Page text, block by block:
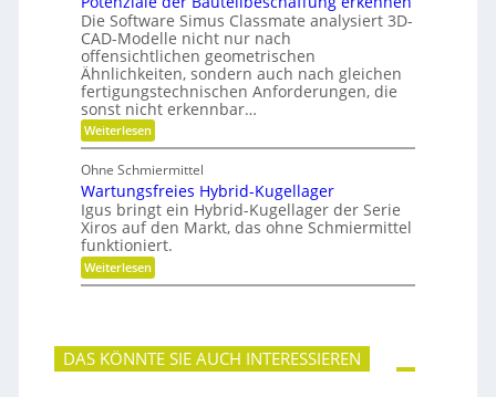
g
e
g
r
ü
n
d
e
t
t
e
n
g
e
t
r
i
e
b
e
-
F
a
m
i
l
i
e
e
h
r
F
l
e
x
i
b
l
i
t
ä
t
Die Software Simus Classmate analysiert 3D-
CAD-Modelle nicht nur nach
offensichtlichen geometrischen
Ähnlichkeiten, sondern auch nach gleichen
fertigungstechnischen Anforderungen, die
sonst nicht erkennbar…
Weiterlesen:
P
t
e
n
z
i
a
l
e
B
a
u
Ohne Schmiermittel
Wartungsfreies Hybrid-Kugellager
Igus bringt ein Hybrid-Kugellager der Serie
Xiros auf den Markt, das ohne Schmiermittel
funktioniert.
Weiterlesen:
W
u
n
g
DAS KÖNNTE SIE AUCH INTERESSIEREN